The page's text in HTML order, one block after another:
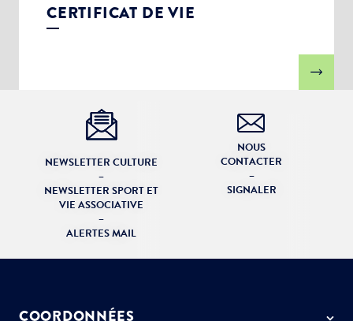
CERTIFICAT DE VIE
NEWSLETTER CULTURE
–
NEWSLETTER SPORT ET
VIE ASSOCIATIVE
–
ALERTES MAIL
NOUS
CONTACTER
–
SIGNALER
COORDONNÉES